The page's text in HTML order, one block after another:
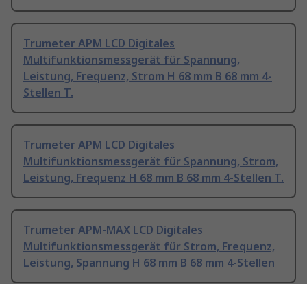
Trumeter APM LCD Digitales
Multifunktionsmessgerät für Spannung,
Leistung, Frequenz, Strom H 68 mm B 68 mm 4-
Stellen T.
Trumeter APM LCD Digitales
Multifunktionsmessgerät für Spannung, Strom,
Leistung, Frequenz H 68 mm B 68 mm 4-Stellen T.
Trumeter APM-MAX LCD Digitales
Multifunktionsmessgerät für Strom, Frequenz,
Leistung, Spannung H 68 mm B 68 mm 4-Stellen